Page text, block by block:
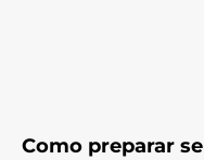
Como preparar